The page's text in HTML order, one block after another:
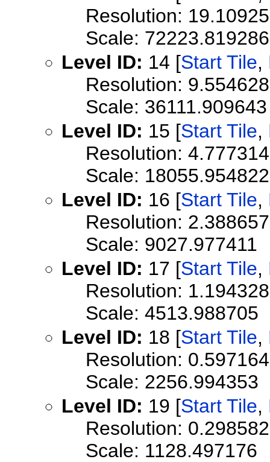
Resolution:
Scale: 72223.819286
Level ID: 14 [Start Tile,
Resolution:
Scale: 36111.909643
Level ID: 15 [Start Tile,
Resolution:
Scale: 18055.954822
Level ID: 16 [Start Tile,
Resolution:
Scale: 9027.977411
Level ID: 17 [Start Tile,
Resolution:
Scale: 4513.988705
Level ID: 18 [Start Tile,
Resolution:
Scale: 2256.994353
Level ID: 19 [Start Tile,
Resolution:
Scale: 1128.497176